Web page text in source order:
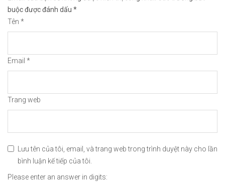
🔗https://chungkhoanforex.com/du-bao-gia-aud-
buộc được đánh dấu *
Tên *
Email *
Trang web
Lưu tên của tôi, email, và trang web trong trình duyệt này cho lần
bình luận kế tiếp của tôi.
Please enter an answer in digits: